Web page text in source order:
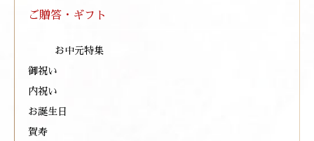
ご贈答・ギフト
お中元特集
御祝い
内祝い
お誕生日
賀寿